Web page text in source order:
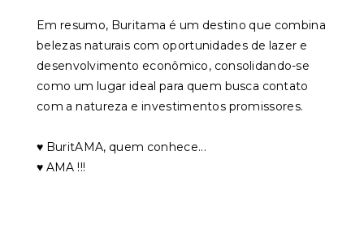
Em resumo, Buritama é um destino que combina
belezas naturais com oportunidades de lazer e
desenvolvimento econômico, consolidando-se
como um lugar ideal para quem busca contato
com a natureza e investimentos promissores.
♥️ BuritAMA, quem conhece...
♥️ AMA !!!